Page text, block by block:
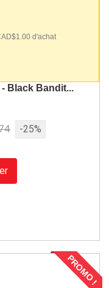
d'achat
Black Bandit...
-25%
PROMO !